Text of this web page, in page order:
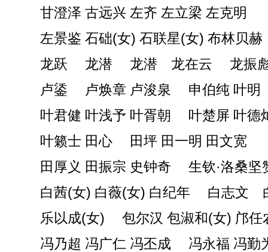
甘澄泽 古远兴 左齐 左立梁 左克明
左景鉴 石础(女) 石联星(女) 布林贝
龙跃 龙潜 龙潜 龙在云 龙振彪
卢鋈 卢焕章 卢浚泉 申伯纯 叶明
叶君健 叶浅予 叶胥朝 叶楚屏 叶德
叶籁士 田心 田坪 田一明 田文宽
田厚义 田振宗 史钟奇 生钦·洛桑坚
白茜(女) 白薇(女) 白纪年 白志文
乐以成(女) 包尔汉 包淑和(女) 邝任
冯乃超 冯广仁 冯丕成 冯永福 冯勤